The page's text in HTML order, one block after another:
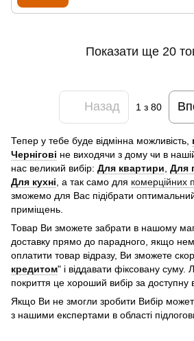
Показати ще 20
Назад 1 з 80
Тепер у тебе буде відмінна можливість,
Чернігові не виходячи з дому чи в
нас великий вибір: Для квартири Для
Для кухні , а так само для комерційних
зможемо для Вас підібрати
приміщень.
Товар Ви зможете забрати в нашому
доставку прямо до парадного, якщо
оплатити товар відразу, Ви зможете
кредитом" і віддавати фіксовану суму.
покриття це хороший вибір за доступну
Якщо Ви не змогли зробити Вибір
з нашими експертами в області